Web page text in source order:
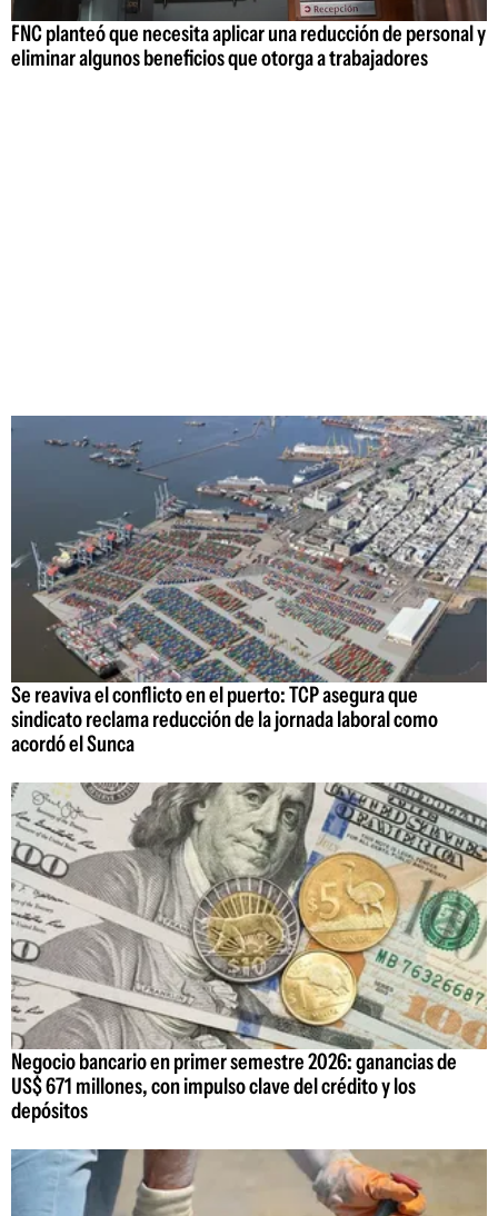
FNC planteó que necesita aplicar una reducción de personal y
eliminar algunos beneficios que otorga a trabajadores
Se reaviva el conflicto en el puerto: TCP asegura que
sindicato reclama reducción de la jornada laboral como
acordó el Sunca
Negocio bancario en primer semestre 2026: ganancias de
US$ 671 millones, con impulso clave del crédito y los
depósitos